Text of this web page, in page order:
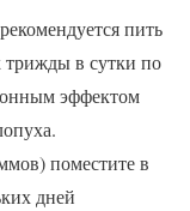
пить
трижды в сутки по
эффектом
поместите в
дней